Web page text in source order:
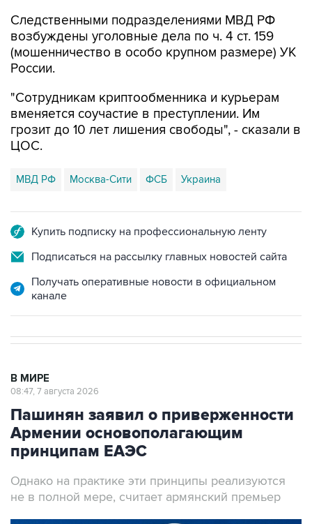
Следственными подразделениями МВД РФ
возбуждены уголовные дела по ч. 4 ст. 159
(мошенничество в особо крупном размере) УК
России.
"Сотрудникам криптообменника и курьерам
вменяется соучастие в преступлении. Им
грозит до 10 лет лишения свободы", - сказали в
ЦОС.
МВД РФ Москва-Сити ФСБ Украина
Купить подписку на профессиональную ленту
Подписаться на рассылку главных новостей сайта
Получать оперативные новости в официальном
канале
В МИРЕ
08:47, 7 августа 2026
Пашинян заявил о приверженности
Армении основополагающим
принципам ЕАЭС
Однако на практике эти принципы реализуются
не в полной мере, считает армянский премьер